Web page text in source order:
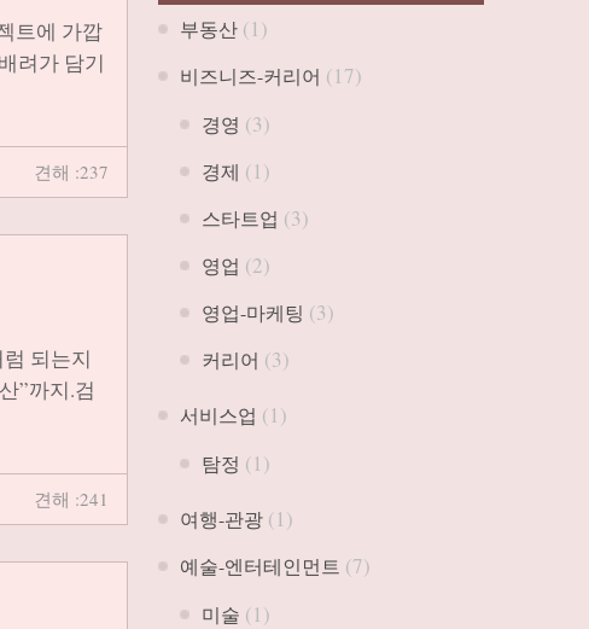
트에 가깝
려가 담기
견해 :237
되는지
”까지.검
견해 :241
부동산 (1)
비즈니즈-커리어 (17)
경영 (3)
경제 (1)
스타트업 (3)
영업 (2)
영업-마케팅 (3)
커리어 (3)
서비스업 (1)
탐정 (1)
여행-관광 (1)
예술-엔터테인먼트 (7)
미술 (1)